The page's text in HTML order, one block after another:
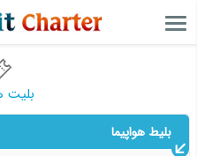
بلیت
بلیط هواپیما